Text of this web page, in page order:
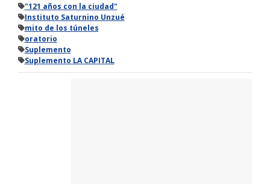
"121 años con la ciudad"
Instituto Saturnino Unzué
mito de los túneles
oratorio
Suplemento
Suplemento LA CAPITAL